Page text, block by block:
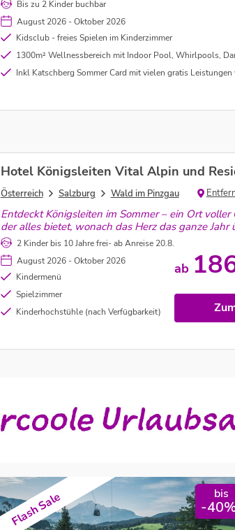
Bis zu 2 Kinder buchbar
August 2026 - Oktober 2026
Kidsclub - freies Spielen im Kinderzimmer
1300m² Wellnessbereich mit Indoor Pool, Whirlpools,
Inkl Katschberg Sommer Card mit vielen gratis Leistungen wie zb Tägliche Nutzung der Lungauer Bergbahnen, Ponyreiten, Indoor Sporthalle, Hochseilgarten,
Hotel Königsleiten Vital Alpin und
Österreich Salzburg Wald im Pinzgau
Entdeckt Königsleiten im Sommer – ein Ort
der alles bietet, wonach das Herz das ganze Jahr
2 Kinder bis 10 Jahre frei- ab Anreise 20.8.
August 2026 - Oktober 2026
Kindermenü
Spielzimmer
Kinderhochstühle (nach Verfügbarkeit)
ab
Flash Sale bis
-